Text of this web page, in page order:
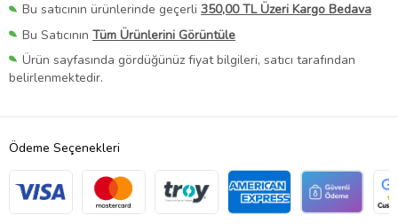
Bu satıcının ürünlerinde geçerli 350,00 TL Üzeri Kargo Bedava
Bu Satıcının Tüm Ürünlerini Görüntüle
Ürün sayfasında gördüğünüz fiyat bilgileri, satıcı tarafından
belirlenmektedir.
Ödeme Seçenekleri